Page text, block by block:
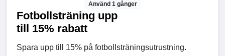
Använd 1 gånger
Fotbollsträning upp
till 15% rabatt
Spara upp till 15% på fotbollsträningsutrustning.